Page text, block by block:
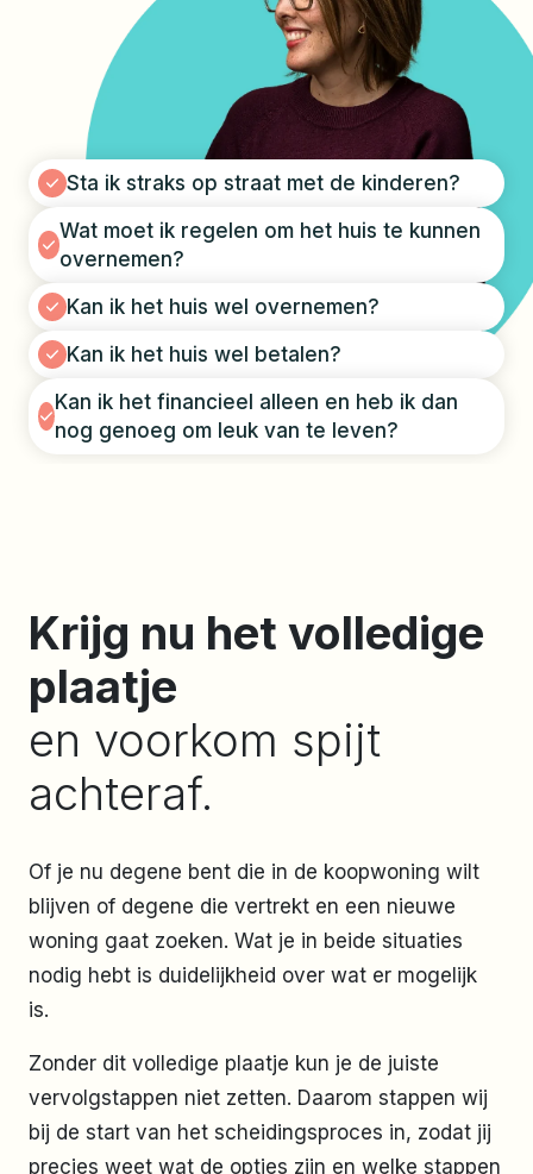
Sta ik straks op straat met de kinderen?
Wat moet ik regelen om het huis te kunnen
overnemen?
Kan ik het huis wel overnemen?
Kan ik het huis wel betalen?
Kan ik het financieel alleen en heb ik dan
nog genoeg om leuk van te leven?
Krijg nu het volledige
plaatje
en voorkom spijt
achteraf.
Of je nu degene bent die in de koopwoning wilt
blijven of degene die vertrekt en een nieuwe
woning gaat zoeken. Wat je in beide situaties
nodig hebt is duidelijkheid over wat er mogelijk
is.
Zonder dit volledige plaatje kun je de juiste
vervolgstappen niet zetten. Daarom stappen wij
bij de start van het scheidingsproces in, zodat jij
precies weet wat de opties zijn en welke stappen